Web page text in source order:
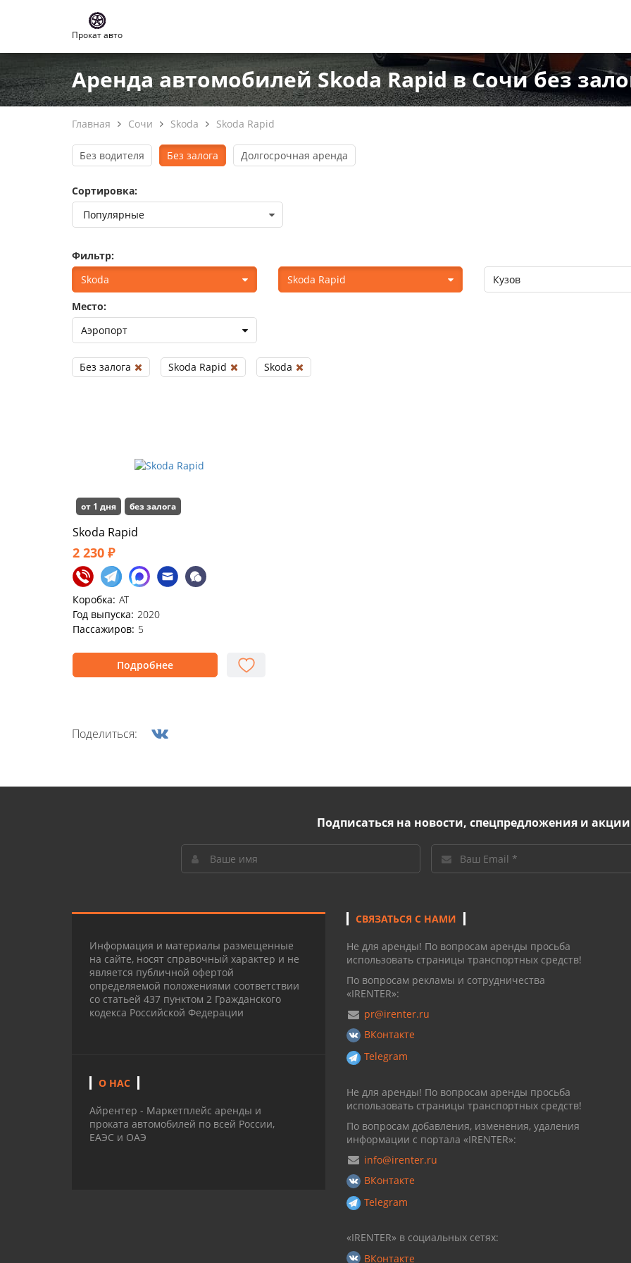
Прокат авто
Аренда автомобилей Skoda Rapid в Сочи без
Главная Сочи Skoda Skoda Rapid
от 1 дня без залога
Skoda Rapid
2 230 ₽
Коробка: AT
Год выпуска: 2020
Пассажиров: 5
Подробнее
Поделиться:
Без водителя Без залога Долгосрочная аренда
Сортировка:
Фильтр:
Skoda
Skoda Rapid Кузов
Место:
Аэропорт
Без залога Skoda Rapid Skoda
Подписаться на новости, спецпредложения и акции
Информация и материалы размещенные
на сайте, носят справочный характер и не
является публичной офертой
определяемой положениями соответствии
со статьей 437 пунктом 2 Гражданского
кодекса Российской Федерации
О НАС
Айрентер - Маркетплейс аренды и
проката автомобилей по всей России,
ЕАЭС и ОАЭ
СВЯЗАТЬСЯ С НАМИ
Не для аренды! По вопросам аренды просьба
использовать страницы транспортных средств!
По вопросам рекламы и сотрудничества
«IRENTER»:
pr@irenter.ru
ВКонтакте
Telegram
Не для аренды! По вопросам аренды просьба
использовать страницы транспортных средств!
По вопросам добавления, изменения, удаления
информации с портала «IRENTER»:
info@irenter.ru
ВКонтакте
Telegram
«IRENTER» в социальных сетях:
ВКонтакте